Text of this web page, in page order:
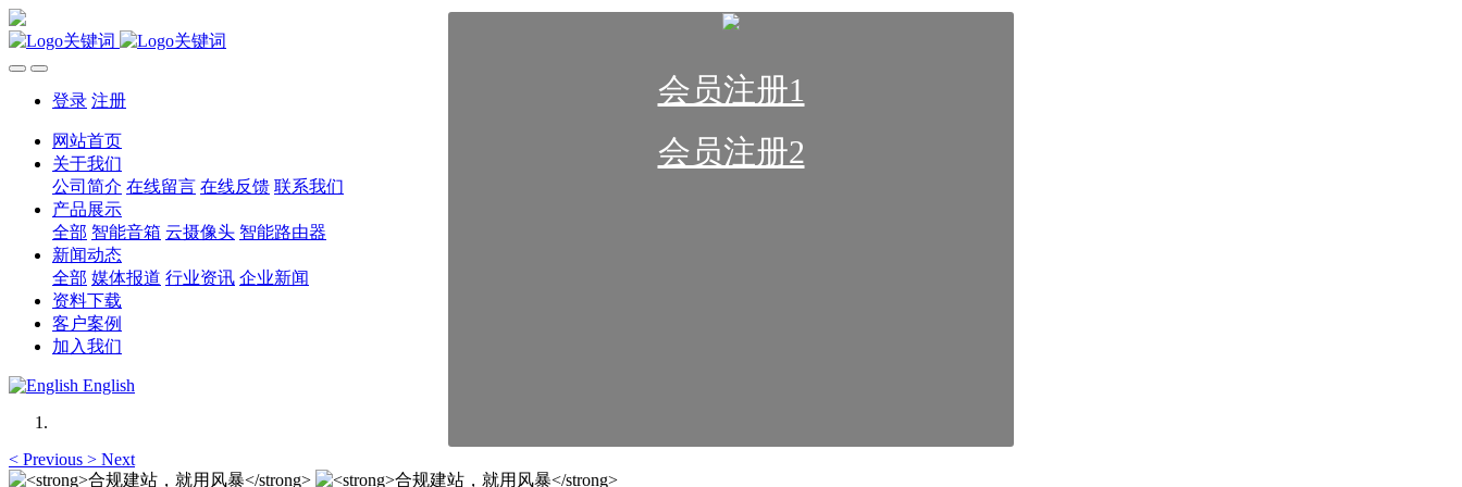
会员注册1
会员注册2
登录 注册
网站首页
关于我们
公司简介 在线留言 在线反馈 联系我们
产品展示
全部 智能音箱 云摄像头 智能路由器
新闻动态
全部 媒体报道 行业资讯 企业新闻
资料下载
客户案例
加入我们
English
< Previous > Next